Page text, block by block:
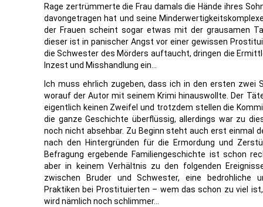
Rage zertrümmerte die Frau damals die Hände ihres
davongetragen hat und seine
der Frauen scheint sogar etwas mit der grausamen
dieser ist in panischer Angst vor einer gewissen
die Schwester des Mörders auftaucht, dringen die
Inzest und Misshandlung ein…
Ich muss ehrlich zugeben, dass ich in den ersten zwei
worauf der Autor mit seinem Krimi hinauswollte. Der
eigentlich keinen Zweifel und trotzdem stellen die
die ganze Geschichte überflüssig, allerdings war zu
noch nicht absehbar. Zu Beginn steht auch erst einmal
nach den Hintergründen für die Ermordung und
Befragung ergebende Familiengeschichte ist schon
aber in keinem Verhältnis zu den folgenden
zwischen Bruder und Schwester, eine bedrohliche
Praktiken bei Prostituierten – wem das schon zu viel
wird nämlich noch schlimmer…